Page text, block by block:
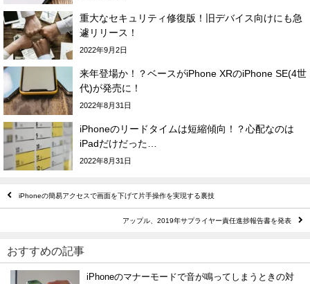
重大なセキュリティ修復版！旧デバイス向けにも急
遽リリース！
2022年9月2日
来年登場か！？ベースがiPhone XRのiPhone SE(4世
代)が発売に！
2022年8月31日
iPhoneのリードタイムは短縮傾向！？心配なのは
iPadだけだった…
2022年8月31日
iPhoneの簡易アクセスで画面を下げて片手操作を実現する裏技
アップル、2019年サプライヤー責任進捗報告書を発表
おすすめの記事
iPhoneのマナーモードで音が鳴ってしまうときの対